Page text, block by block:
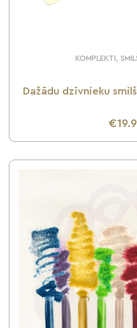
KOMPLEKTI,
Dažādu dzīvnieku
UZZINI